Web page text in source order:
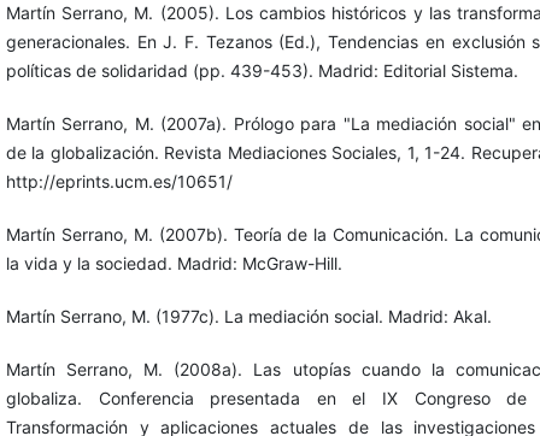
Martín Serrano, M. (2005). Los cambios históricos y las
generacionales. En J. F. Tezanos (Ed.), Tendencias en exclusión
políticas de solidaridad (pp. 439-453). Madrid: Editorial Sistema.
Martín Serrano, M. (2007a). Prólogo para "La mediación social"
de la globalización. Revista Mediaciones Sociales, 1, 1-24.
http://eprints.ucm.es/10651/
Martín Serrano, M. (2007b). Teoría de la Comunicación. La
la vida y la sociedad. Madrid: McGraw-Hill.
Martín Serrano, M. (1977c). La mediación social. Madrid: Akal.
Martín Serrano, M. (2008a). Las utopías cuando la
globaliza. Conferencia presentada en el IX Congreso de
Transformación y aplicaciones actuales de las